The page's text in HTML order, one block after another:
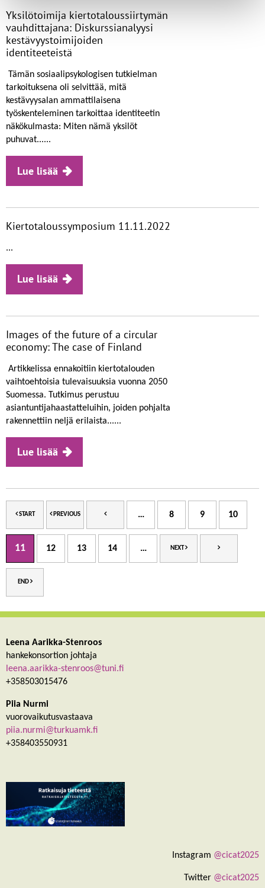
Yksilötoimija kiertotaloussiirtymän
vauhdittajana: Diskurssianalyysi
kestävyystoimijoiden
identiteeteistä
Tämän sosiaalipsykologisen tutkielman
tarkoituksena oli selvittää, mitä
kestävyysalan ammattilaisena
työskenteleminen tarkoittaa identiteetin
näkökulmasta: Miten nämä yksilöt
puhuvat......
Lue lisää
Kiertotaloussymposium 11.11.2022
...
Lue lisää
Images of the future of a circular
economy: The case of Finland
Artikkelissa ennakoitiin kiertotalouden
vaihtoehtoisia tulevaisuuksia vuonna 2050
Suomessa. Tutkimus perustuu
asiantuntijahaastatteluihin, joiden pohjalta
rakennettiin neljä erilaista......
Lue lisää
START PREVIOUS … 8 9 10
11 12 13 14 … NEXT
END
Leena Aarikka-Stenroos
hankekonsortion johtaja
leena.aarikka-stenroos@tuni.fi
+358503015476
Piia Nurmi
vuorovaikutusvastaava
piia.nurmi@turkuamk.fi
+358403550931
Instagram @cicat2025
Twitter @cicat2025